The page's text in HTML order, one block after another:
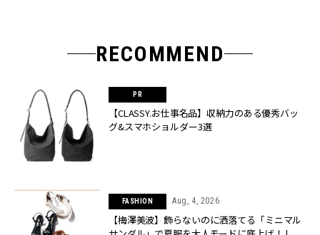
RECOMMEND
【CLASSY.お仕事名品】収納力のある優秀バッ
グ&スマホショルダー3選
FASHION Aug, 4, 2026
【梅澤美波】飾らないのに洒落てる「ミニマル